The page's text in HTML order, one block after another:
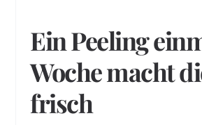
Ein Peeling
Woche macht
frisch